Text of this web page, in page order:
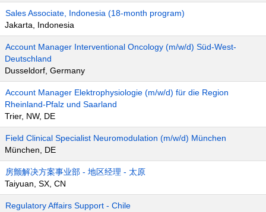
Sales Associate, Indonesia (18-month program)
Jakarta, Indonesia
Account Manager Interventional Oncology (m/w/d) Süd-West-
Deutschland
Dusseldorf, Germany
Account Manager Elektrophysiologie (m/w/d) für die Region
Rheinland-Pfalz und Saarland
Trier, NW, DE
Field Clinical Specialist Neuromodulation (m/w/d) München
München, DE
房颤解决方案事业部 - 地区经理 - 太原
Taiyuan, SX, CN
Regulatory Affairs Support - Chile